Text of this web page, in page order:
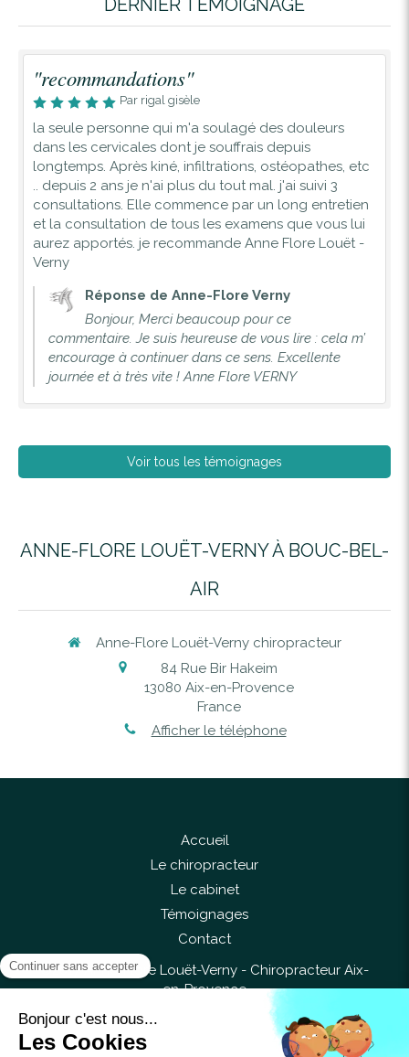
DERNIER TÉMOIGNAGE
"recommandations"
Par rigal gisèle
la seule personne qui m'a soulagé des douleurs
dans les cervicales dont je souffrais depuis
longtemps. Après kiné, infiltrations, ostéopathes, etc
.. depuis 2 ans je n'ai plus du tout mal. j'ai suivi 3
consultations. Elle commence par un long entretien
et la consultation de tous les examens que vous lui
aurez apportés. je recommande Anne Flore Louët -
Verny
Réponse de Anne-Flore Verny
Bonjour, Merci beaucoup pour ce
commentaire. Je suis heureuse de vous lire : cela m’
encourage à continuer dans ce sens. Excellente
journée et à très vite ! Anne Flore VERNY
Voir tous les témoignages
ANNE-FLORE LOUËT-VERNY À BOUC-BEL-
AIR
Anne-Flore Louët-Verny chiropracteur
84 Rue Bir Hakeim
13080 Aix-en-Provence
France
Afficher le téléphone
Accueil
Le chiropracteur
Le cabinet
Témoignages
Contact
©2017 Anne-Flore Louët-Verny - Chiropracteur Aix-
en-Provence